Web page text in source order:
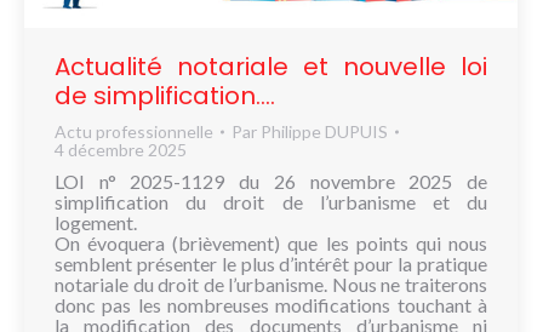
Actualité notariale et nouvelle loi
de simplification….
Actu professionnelle Par Philippe DUPUIS
4 décembre 2025
LOI n° 2025-1129 du 26 novembre 2025 de
simplification du droit de l’urbanisme et du
logement.
On évoquera (brièvement) que les points qui nous
semblent présenter le plus d’intérêt pour la pratique
notariale du droit de l’urbanisme. Nous ne traiterons
donc pas les nombreuses modifications touchant à
la modification des documents d’urbanisme ni